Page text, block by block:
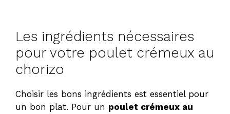
Les ingrédients nécessaires
pour votre poulet crémeux au
chorizo
Choisir les bons ingrédients est essentiel pour
un bon plat. Pour un poulet crémeux au